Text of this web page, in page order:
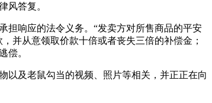
风答复。
响应的法令义务。“发卖方对所售商品的平安
并从意领取价款十倍或者丧失三倍的补偿金；
偿。
及老鼠勾当的视频、照片等相关，并正正在向